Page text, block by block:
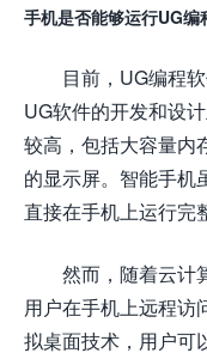
手机是否能够运行UG编
目前，UG编程
UG软件的开发和设
较高，包括大容量内
的显示屏。智能手机
直接在手机上运行完
然而，随着云计
用户在手机上远程访
拟桌面技术，用户可